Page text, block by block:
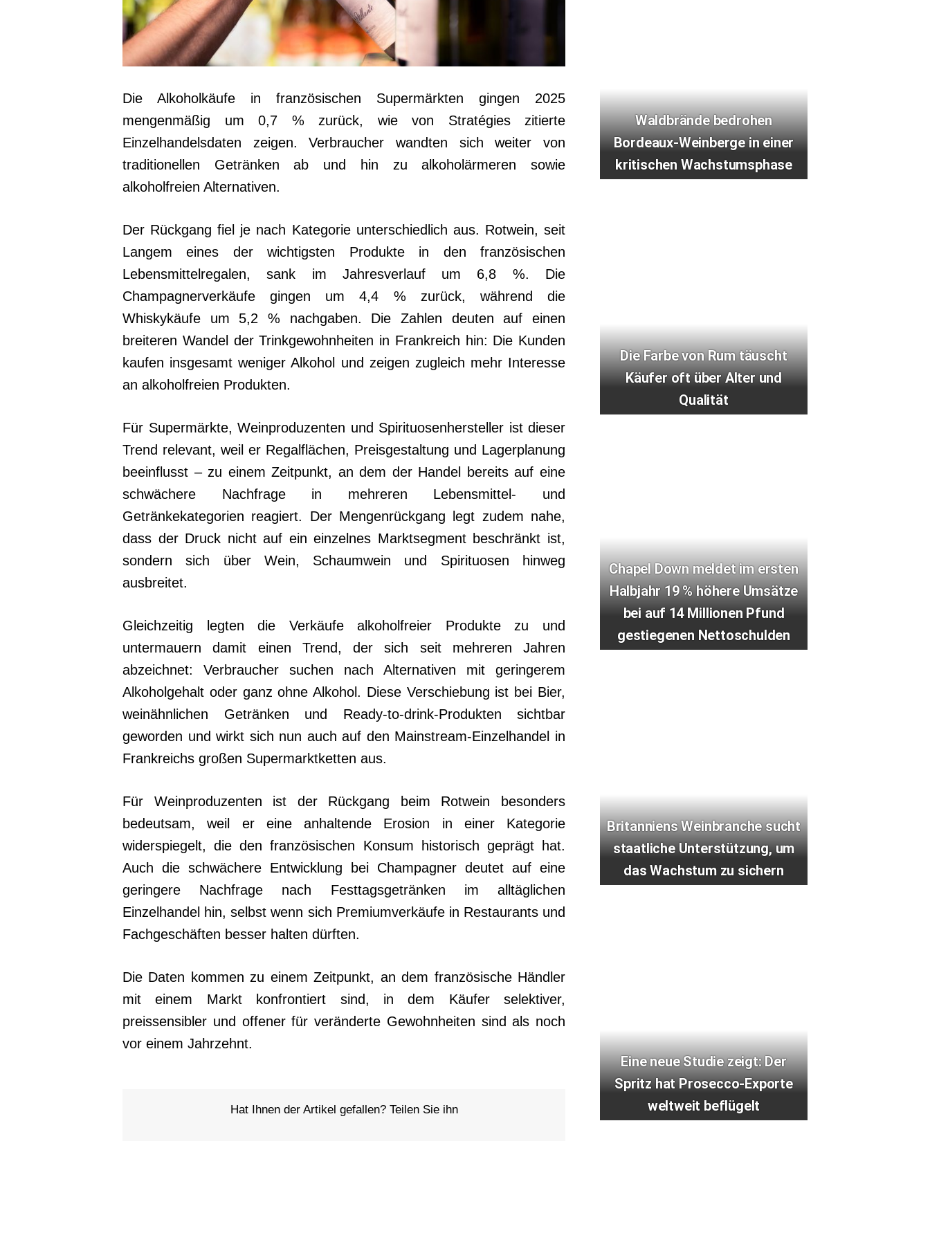
Die Alkoholkäufe in französischen Supermärkten gingen 2025
mengenmäßig um 0,7 % zurück, wie von Stratégies zitierte
Einzelhandelsdaten zeigen. Verbraucher wandten sich weiter von
traditionellen Getränken ab und hin zu alkoholärmeren sowie
alkoholfreien Alternativen.
Der Rückgang fiel je nach Kategorie unterschiedlich aus. Rotwein, seit
Langem eines der wichtigsten Produkte in den französischen
Lebensmittelregalen, sank im Jahresverlauf um 6,8 %. Die
Champagnerverkäufe gingen um 4,4 % zurück, während die
Whiskykäufe um 5,2 % nachgaben. Die Zahlen deuten auf einen
breiteren Wandel der Trinkgewohnheiten in Frankreich hin: Die Kunden
kaufen insgesamt weniger Alkohol und zeigen zugleich mehr Interesse
an alkoholfreien Produkten.
Für Supermärkte, Weinproduzenten und Spirituosenhersteller ist dieser
Trend relevant, weil er Regalflächen, Preisgestaltung und Lagerplanung
beeinflusst – zu einem Zeitpunkt, an dem der Handel bereits auf eine
schwächere Nachfrage in mehreren Lebensmittel- und
Getränkekategorien reagiert. Der Mengenrückgang legt zudem nahe,
dass der Druck nicht auf ein einzelnes Marktsegment beschränkt ist,
sondern sich über Wein, Schaumwein und Spirituosen hinweg
ausbreitet.
Gleichzeitig legten die Verkäufe alkoholfreier Produkte zu und
untermauern damit einen Trend, der sich seit mehreren Jahren
abzeichnet: Verbraucher suchen nach Alternativen mit geringerem
Alkoholgehalt oder ganz ohne Alkohol. Diese Verschiebung ist bei Bier,
weinähnlichen Getränken und Ready-to-drink-Produkten sichtbar
geworden und wirkt sich nun auch auf den Mainstream-Einzelhandel in
Frankreichs großen Supermarktketten aus.
Für Weinproduzenten ist der Rückgang beim Rotwein besonders
bedeutsam, weil er eine anhaltende Erosion in einer Kategorie
widerspiegelt, die den französischen Konsum historisch geprägt hat.
Auch die schwächere Entwicklung bei Champagner deutet auf eine
geringere Nachfrage nach Festtagsgetränken im alltäglichen
Einzelhandel hin, selbst wenn sich Premiumverkäufe in Restaurants und
Fachgeschäften besser halten dürften.
Die Daten kommen zu einem Zeitpunkt, an dem französische Händler
mit einem Markt konfrontiert sind, in dem Käufer selektiver,
preissensibler und offener für veränderte Gewohnheiten sind als noch
vor einem Jahrzehnt.
Hat Ihnen der Artikel gefallen? Teilen Sie ihn
Waldbrände bedrohen
Bordeaux-Weinberge in einer
kritischen Wachstumsphase
Die Farbe von Rum täuscht
Käufer oft über Alter und
Qualität
Chapel Down meldet im ersten
Halbjahr 19 % höhere Umsätze
bei auf 14 Millionen Pfund
gestiegenen Nettoschulden
Britanniens Weinbranche sucht
staatliche Unterstützung, um
das Wachstum zu sichern
Eine neue Studie zeigt: Der
Spritz hat Prosecco-Exporte
weltweit beflügelt